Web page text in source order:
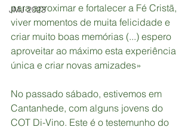
JMJ 2023
para aproximar e fortalecer a Fé Cristã,
viver momentos de muita felicidade e
criar muito boas memórias (...) espero
aproveitar ao máximo esta experiência
única e criar novas amizades»
No passado sábado, estivemos em
Cantanhede, com alguns jovens do
COT Di-Vino. Este é o testemunho do